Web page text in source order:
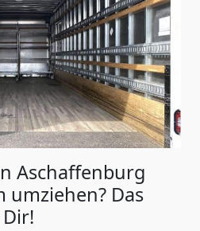
Aschaffenburg
umziehen? Das